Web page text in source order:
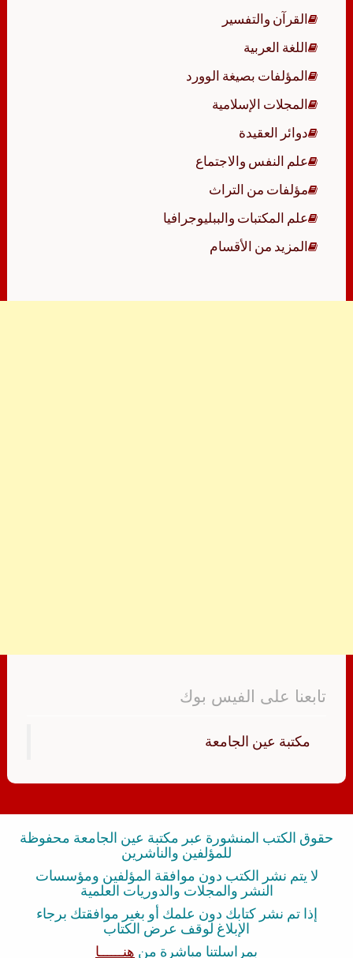
القرآن والتفسير
اللغة العربية
المؤلفات بصيغة الوورد
المجلات الإسلامية
دوائر العقيدة
علم النفس والاجتماع
مؤلفات من التراث
علم المكتبات والببليوجرافيا
المزيد من الأقسام
تابعنا على الفيس بوك
‏مكتبة عين الجامعة‏
حقوق الكتب المنشورة عبر مكتبة عين الجامعة محفوظة
للمؤلفين والناشرين
لا يتم نشر الكتب دون موافقة المؤلفين ومؤسسات
النشر والمجلات والدوريات العلمية
إذا تم نشر كتابك دون علمك أو بغير موافقتك برجاء
الإبلاغ لوقف عرض الكتاب
بمراسلتنا مباشرة من هنــــــا